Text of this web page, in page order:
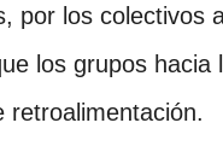
por los colectivos
los grupos
retroalimentación.